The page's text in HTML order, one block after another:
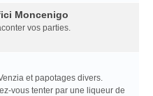
Moncenigo
vos parties.
et papotages divers.
vous tenter par une liqueur de